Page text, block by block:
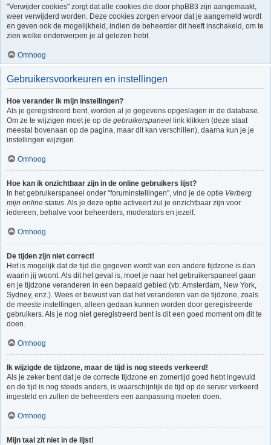
"Verwijder cookies" zorgt dat alle cookies die door phpBB3 zijn aangemaakt,
weer verwijderd worden. Deze cookies zorgen ervoor dat je aangemeld wordt
en geven ook de mogelijkheid, indien de beheerder dit heeft inschakeld, om te
zien welke onderwerpen je al gelezen hebt.
Omhoog
Gebruikersvoorkeuren en instellingen
Hoe verander ik mijn instellingen?
Als je geregistreerd bent, worden al je gegevens opgeslagen in de database.
Om ze te wijzigen moet je op de gebruikerspaneel link klikken (deze staat
meestal bovenaan op de pagina, maar dit kan verschillen), daarna kun je je
instellingen wijzigen.
Omhoog
Hoe kan ik onzichtbaar zijn in de online gebruikers lijst?
In het gebruikerspaneel onder "foruminstellingen", vind je de optie Verberg
mijn online status. Als je deze optie activeert zul je onzichtbaar zijn voor
iedereen, behalve voor beheerders, moderators en jezelf.
Omhoog
De tijden zijn niet correct!
Het is mogelijk dat de tijd die gegeven wordt van een andere tijdzone is dan
waarin jij woont. Als dit het geval is, moet je naar het gebruikerspaneel gaan
en je tijdzone veranderen in een bepaald gebied (vb: Amsterdam, New York,
Sydney, enz.). Wees er bewust van dat het veranderen van de tijdzone, zoals
de meeste instellingen, alleen gedaan kunnen worden door geregistreerde
gebruikers. Als je nog niet geregistreerd bent is dit een goed moment om dit te
doen.
Omhoog
Ik wijzigde de tijdzone, maar de tijd is nog steeds verkeerd!
Als je zeker bent dat je de correcte tijdzone en zomertijd goed hebt ingevuld
en de tijd is nog steeds anders, is waarschijnlijk de tijd op de server verkeerd
ingesteld en zullen de beheerders een aanpassing moeten doen.
Omhoog
Mijn taal zit niet in de lijst!